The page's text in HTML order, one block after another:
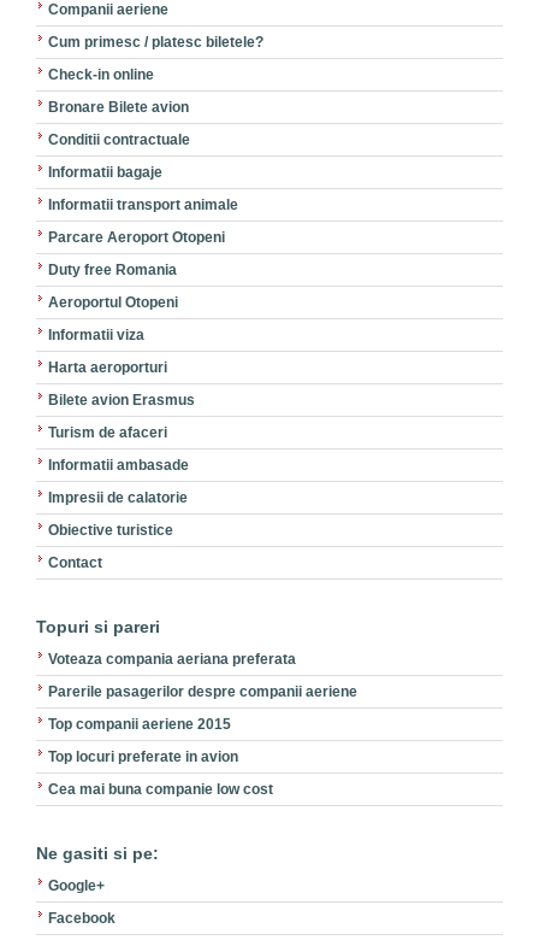
Companii aeriene
Cum primesc / platesc biletele?
Check-in online
Bronare Bilete avion
Conditii contractuale
Informatii bagaje
Informatii transport animale
Parcare Aeroport Otopeni
Duty free Romania
Aeroportul Otopeni
Informatii viza
Harta aeroporturi
Bilete avion Erasmus
Turism de afaceri
Informatii ambasade
Impresii de calatorie
Obiective turistice
Contact
Topuri si pareri
Voteaza compania aeriana preferata
Parerile pasagerilor despre companii aeriene
Top companii aeriene 2015
Top locuri preferate in avion
Cea mai buna companie low cost
Ne gasiti si pe:
Google+
Facebook